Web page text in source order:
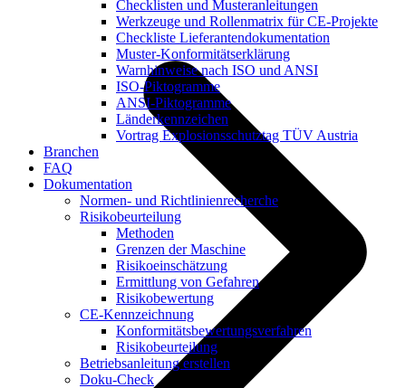
Checklisten und Musteranleitungen
Werkzeuge und Rollenmatrix für CE-Projekte
Checkliste Lieferantendokumentation
Muster-Konformitätserklärung
Warnhinweise nach ISO und ANSI
ISO-Piktogramme
ANSI-Piktogramme
Länderkennzeichen
Vortrag Explosionsschutztag TÜV Austria
Branchen
FAQ
Dokumentation
Normen- und Richtlinienrecherche
Risikobeurteilung
Methoden
Grenzen der Maschine
Risikoeinschätzung
Ermittlung von Gefahren
Risikobewertung
CE-Kennzeichnung
Konformitätsbewertungsverfahren
Risikobeurteilung
Betriebsanleitung erstellen
Doku-Check